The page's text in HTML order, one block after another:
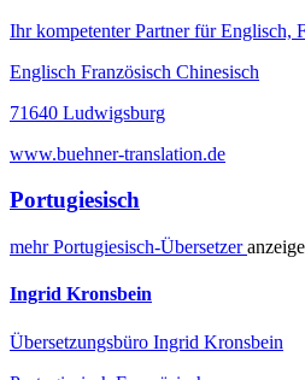
Ihr kompetenter Partner für Englisch,
Englisch Französisch Chinesisch
71640 Ludwigsburg
www.buehner-translation.de
Portugiesisch
mehrPortugiesisch-Übersetzer
Ingrid Kronsbein
Übersetzungsbüro Ingrid Kronsbein